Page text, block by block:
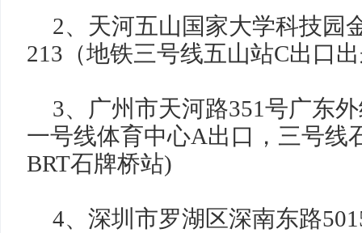
2、天河五山国家大学科技园
213（地铁三号线五山站C出口
3、广州市天河路351号广东
一号线体育中心A出口，三号线
BRT石牌桥站)
4、深圳市罗湖区深南东路